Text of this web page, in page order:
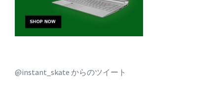
@instant_skate からのツイート